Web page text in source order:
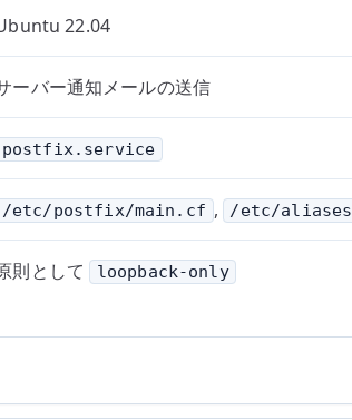
22.04
ーバー通知メールの送信
postfix.service
/etc/postfix/main.cf , /etc/aliases
則として loopback-only